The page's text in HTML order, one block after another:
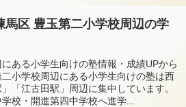
馬区 豊玉第二小学校周辺の学
ある小学生向けの塾情報・成績UPから
小学校周辺にある小学生向けの塾は西
「江古田駅」周辺に集中しています。
校・開進第四中学校へ進学...